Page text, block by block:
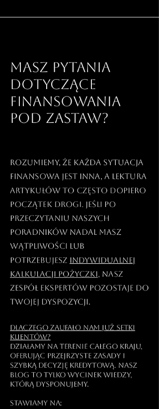
Masz pytania
dotyczące
finansowania
pod zastaw?
Rozumiemy, że każda sytuacja
finansowa jest inna, a lektura
artykułów to często dopiero
początek drogi. Jeśli po
przeczytaniu naszych
poradników nadal masz
wątpliwości lub
potrzebujesz indywidualnej
kalkulacji pożyczki, nasz
zespół ekspertów pozostaje do
Twojej dyspozycji.
Dlaczego zaufało nam już setki
klientów?
Działamy na terenie całego kraju,
oferując przejrzyste zasady i
szybką decyzję kredytową. Nasz
blog to tylko wycinek wiedzy,
którą dysponujemy.
Stawiamy na: